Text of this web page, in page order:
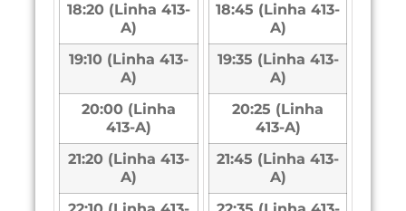
18:20 (Linha 413-
A)
19:10 (Linha 413-
A)
20:00 (Linha
413-A)
21:20 (Linha 413-
A)
18:45 (Linha 413-
A)
19:35 (Linha 413-
A)
20:25 (Linha
413-A)
21:45 (Linha 413-
A)